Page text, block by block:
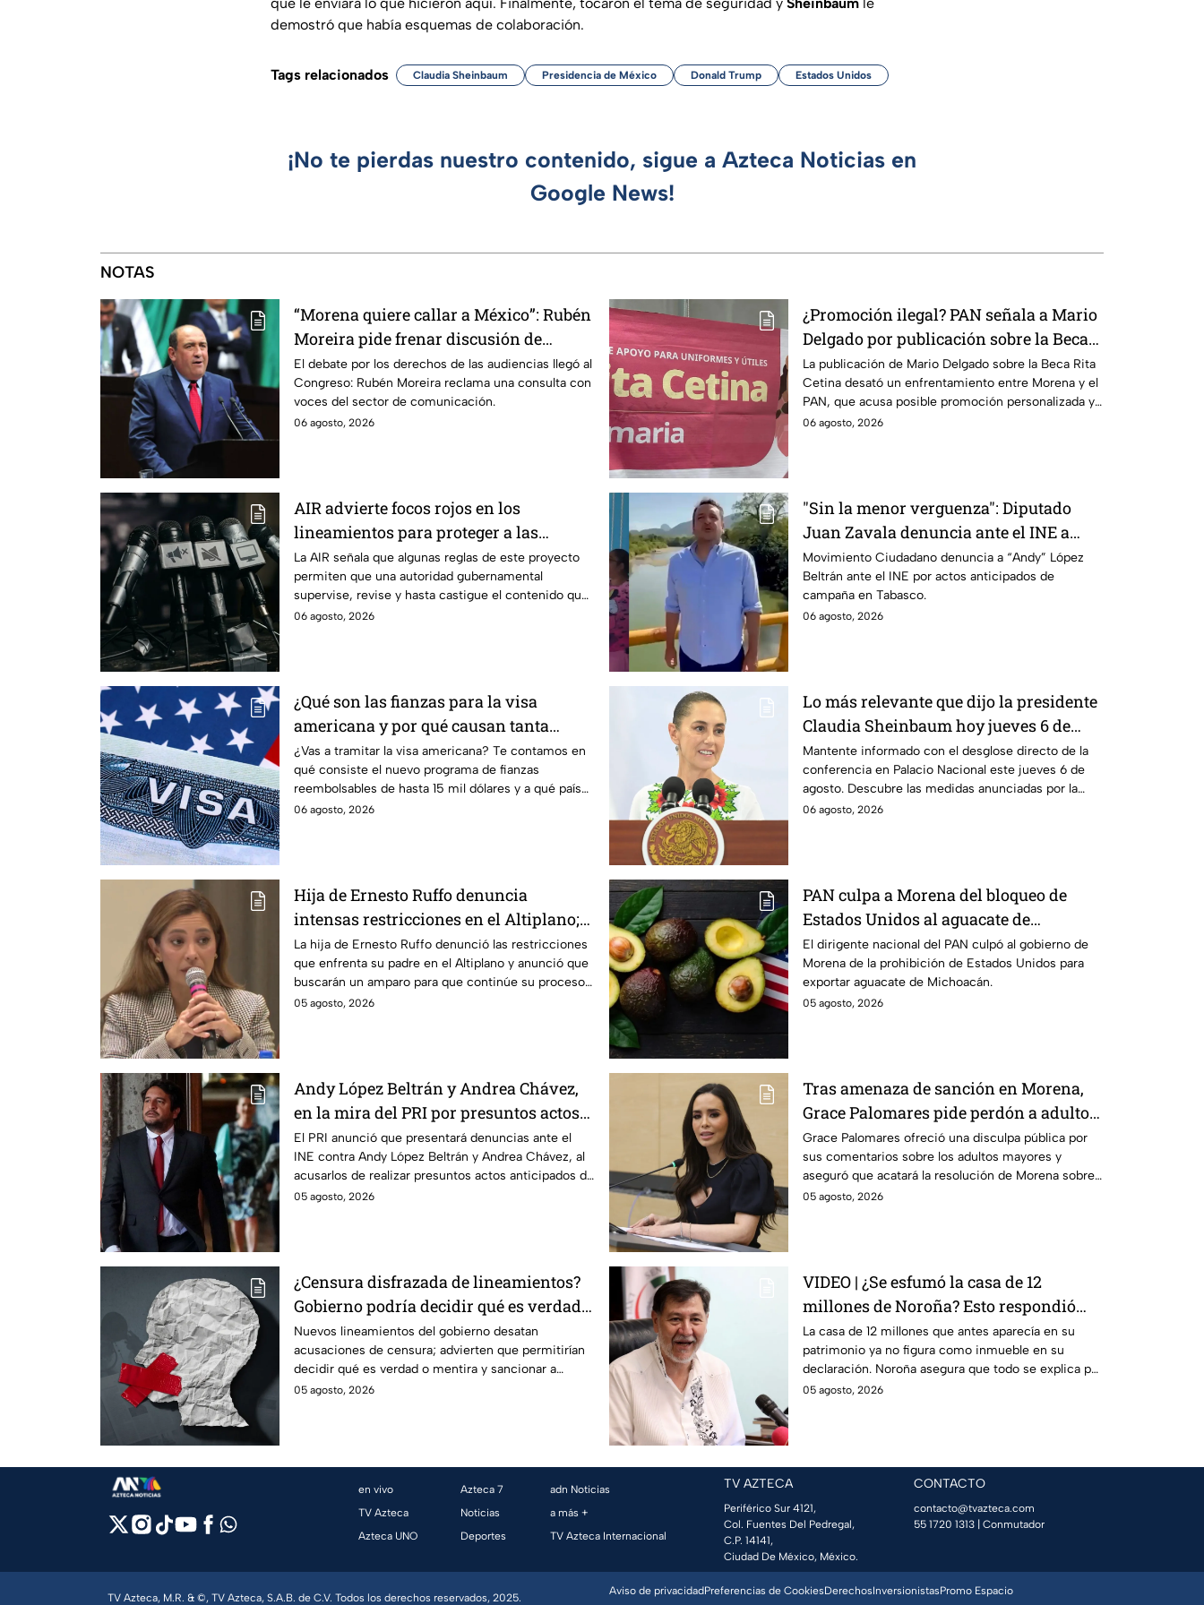
demostró que había esquemas de colaboración.
Tags relacionados Claudia Sheinbaum Presidencia de México Donald Trump Estados Unidos
¡No te pierdas nuestro contenido, sigue a Azteca Noticias en
Google News!
NOTAS
“Morena quiere callar a México”: Rubén
Moreira pide frenar discusión de
lineamientos de audiencias hasta
escuchar a periodistas y expertos
El debate por los derechos de las audiencias llegó al
Congreso: Rubén Moreira reclama una consulta con
voces del sector de comunicación.
06 agosto, 2026
¿Promoción ilegal? PAN señala a Mario
Delgado por publicación sobre la Beca
Rita Cetina
La publicación de Mario Delgado sobre la Beca Rita
Cetina desató un enfrentamiento entre Morena y el
PAN, que acusa posible promoción personalizada y
hasta peculado.
06 agosto, 2026
AIR advierte focos rojos en los
lineamientos para proteger a las
audiencias
La AIR señala que algunas reglas de este proyecto
permiten que una autoridad gubernamental
supervise, revise y hasta castigue el contenido que
transmiten los medios.
06 agosto, 2026
"Sin la menor verguenza": Diputado
Juan Zavala denuncia ante el INE a
Andy López Beltrán por campaña
anticipada en Tabasco
Movimiento Ciudadano denuncia a “Andy” López
Beltrán ante el INE por actos anticipados de
campaña en Tabasco.
06 agosto, 2026
¿Qué son las fianzas para la visa
americana y por qué causan tanta
controversia?
¿Vas a tramitar la visa americana? Te contamos en
qué consiste el nuevo programa de fianzas
reembolsables de hasta 15 mil dólares y a qué países
aplica.
06 agosto, 2026
Lo más relevante que dijo la presidente
Claudia Sheinbaum hoy jueves 6 de
agosto en la mañanera
Mantente informado con el desglose directo de la
conferencia en Palacio Nacional este jueves 6 de
agosto. Descubre las medidas anunciadas por la
presidente en tiempo real.
06 agosto, 2026
Hija de Ernesto Ruffo denuncia
intensas restricciones en el Altiplano;
buscan que salga del penal
La hija de Ernesto Ruffo denunció las restricciones
que enfrenta su padre en el Altiplano y anunció que
buscarán un amparo para que continúe su proceso
en prisión domiciliaria.
05 agosto, 2026
PAN culpa a Morena del bloqueo de
Estados Unidos al aguacate de
Michoacán
El dirigente nacional del PAN culpó al gobierno de
Morena de la prohibición de Estados Unidos para
exportar aguacate de Michoacán.
05 agosto, 2026
Andy López Beltrán y Andrea Chávez,
en la mira del PRI por presuntos actos
anticipados de campaña
El PRI anunció que presentará denuncias ante el
INE contra Andy López Beltrán y Andrea Chávez, al
acusarlos de realizar presuntos actos anticipados de
campaña.
05 agosto, 2026
Tras amenaza de sanción en Morena,
Grace Palomares pide perdón a adultos
mayores
Grace Palomares ofreció una disculpa pública por
sus comentarios sobre los adultos mayores y
aseguró que acatará la resolución de Morena sobre
su futuro político.
05 agosto, 2026
¿Censura disfrazada de lineamientos?
Gobierno podría decidir qué es verdad y
qué mentira; advierte Maru Campos
Nuevos lineamientos del gobierno desatan
acusaciones de censura; advierten que permitirían
decidir qué es verdad o mentira y sancionar a
medios críticos.
05 agosto, 2026
VIDEO | ¿Se esfumó la casa de 12
millones de Noroña? Esto respondió
sobre su declaración patrimonial 2026
La casa de 12 millones que antes aparecía en su
patrimonio ya no figura como inmueble en su
declaración. Noroña asegura que todo se explica por
el crédito.
05 agosto, 2026
en vivo
TV Azteca
Azteca UNO
Azteca 7
Noticias
Deportes
adn Noticias
a más +
TV Azteca Internacional
TV AZTECA
Periférico Sur 4121,
Col. Fuentes Del Pedregal,
C.P. 14141,
Ciudad De México, México.
CONTACTO
contacto@tvazteca.com
55 1720 1313 | Conmutador
TV Azteca, M.R. & ©, TV Azteca, S.A.B. de C.V. Todos los derechos reservados, 2025.
Aviso de privacidadPreferencias de CookiesDerechosInversionistasPromo Espacio